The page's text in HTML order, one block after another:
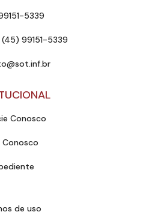
5339
99151-5339
Conosco
Conosco
de uso